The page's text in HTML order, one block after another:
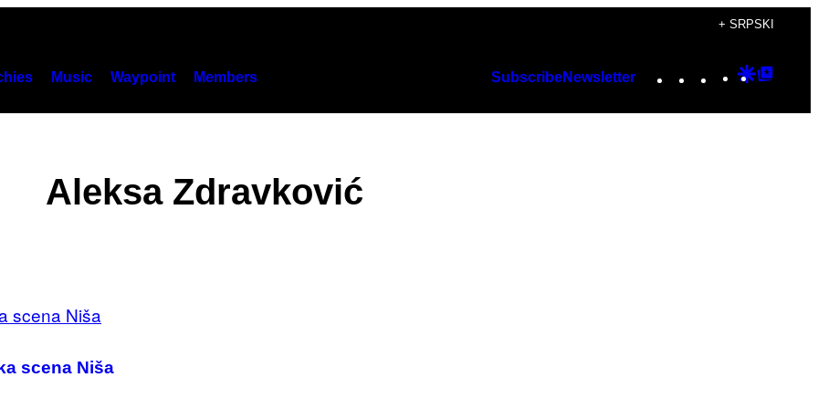
+ SRPSKI
Music Waypoint Members SubscribeNewsletter Instagram
TikTok
YouTube
Google
Aleksa Zdravković
scena Niša